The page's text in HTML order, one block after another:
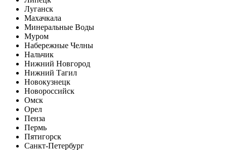
Луганск
Махачкала
Минеральные Воды
Муром
Набережные Челны
Нальчик
Нижний Новгород
Нижний Тагил
Новокузнецк
Новороссийск
Омск
Орел
Пенза
Пермь
Пятигорск
Санкт-Петербург